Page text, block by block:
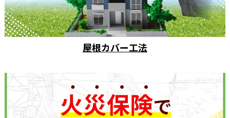
屋根カバー工法